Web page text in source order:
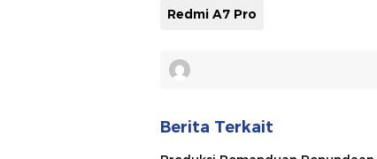
Redmi A7 Pro
Berita Terkait